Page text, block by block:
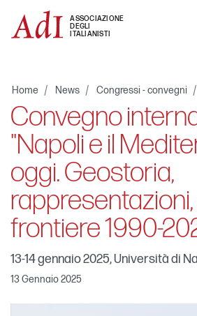
ASSOCIAZIONE
DEGLI
ITALIANISTI
Home News Congressi - convegni
Convegno
"Napoli e il
oggi. Geostoria,
frontiere 1990-
13-14 gennaio 2025, Università di
13 Gennaio 2025